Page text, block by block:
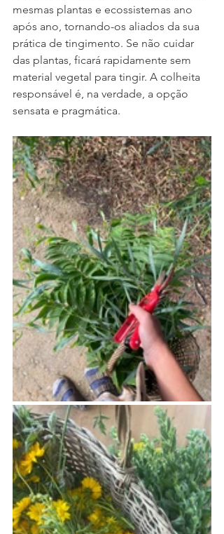
mesmas plantas e ecossistemas ano
após ano, tornando-os aliados da sua
prática de tingimento. Se não cuidar
das plantas, ficará rapidamente sem
material vegetal para tingir. A colheita
responsável é, na verdade, a opção
sensata e pragmática.